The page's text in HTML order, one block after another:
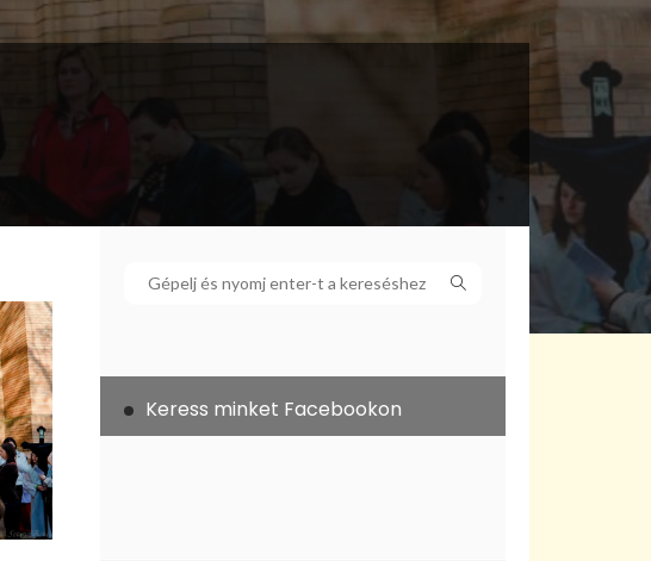
Keress minket Facebookon